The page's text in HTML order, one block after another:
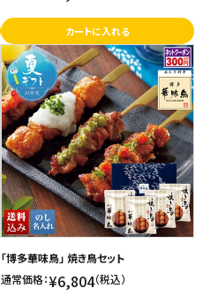
カートに入れる
「博多華味鳥」 焼き鳥セット
通常価格：¥6,804（税込）